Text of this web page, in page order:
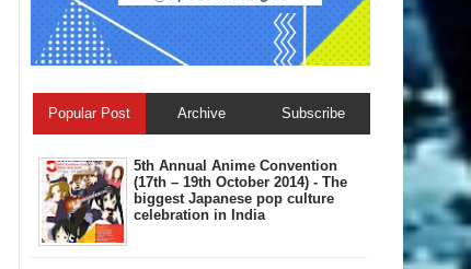
Popular Post Archive Subscribe
5th Annual A​nime Convention
(17th – 19th October 2014) - The
biggest Japanese pop culture
celebration in India